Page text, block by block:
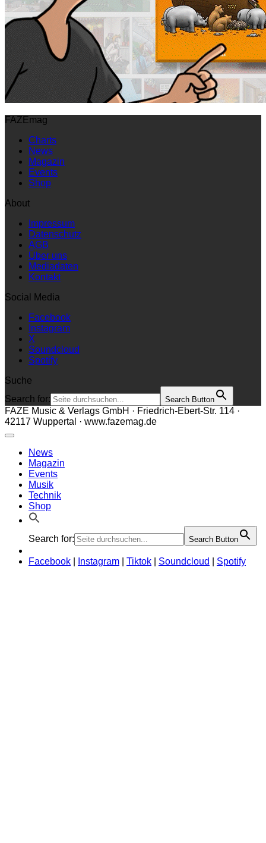
FAZEmag
Charts
News
Magazin
Events
Shop
About
Impressum
Datenschutz
AGB
Über uns
Mediadaten
Kontakt
Social Media
Facebook
Instagram
X
Soundcloud
Spotify
Suche
Search for:
Search Button
FAZE Music & Verlags GmbH · Friedrich-Ebert-Str. 114 ·
42117 Wuppertal · www.fazemag.de
News
Magazin
Events
Musik
Technik
Shop
Search for: Search Button
Facebook Instagram Tiktok Soundcloud Spotify